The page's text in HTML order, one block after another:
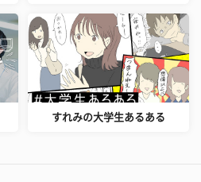
すれみの大学生あるある